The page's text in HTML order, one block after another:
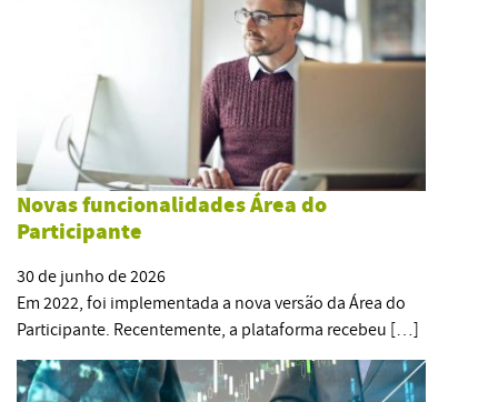
Novas funcionalidades Área do
Participante
30 de junho de 2026
Em 2022, foi implementada a nova versão da Área do
Participante. Recentemente, a plataforma recebeu […]